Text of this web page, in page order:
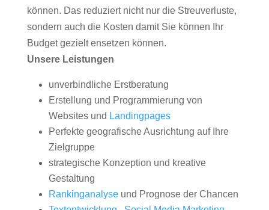
können. Das reduziert nicht nur die Streuverluste,
sondern auch die Kosten damit Sie können Ihr
Budget gezielt ensetzen können.
Unsere Leistungen
unverbindliche Erstberatung
Erstellung und Programmierung von
Websites und Landingpages
Perfekte geografische Ausrichtung auf Ihre
Zielgruppe
strategische Konzeption und kreative
Gestaltung
Rankinganalyseund Prognose der Chancen